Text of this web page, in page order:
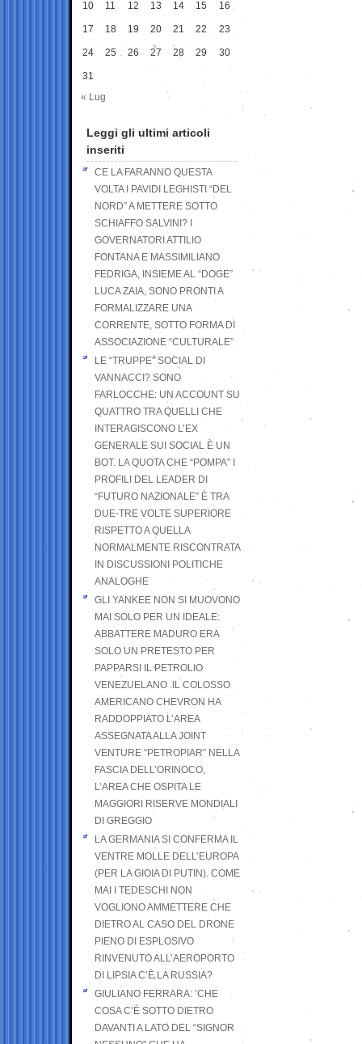
10 11 12 13 14 15 16
17 18 19 20 21 22 23
24 25 26 27 28 29 30
31
« Lug
Leggi gli ultimi articoli
inseriti
CE LA FARANNO QUESTA
VOLTA I PAVIDI LEGHISTI “DEL
NORD” A METTERE SOTTO
SCHIAFFO SALVINI? I
GOVERNATORI ATTILIO
FONTANA E MASSIMILIANO
FEDRIGA, INSIEME AL “DOGE”
LUCA ZAIA, SONO PRONTI A
FORMALIZZARE UNA
CORRENTE, SOTTO FORMA DI
ASSOCIAZIONE “CULTURALE”
LE “TRUPPE” SOCIAL DI
VANNACCI? SONO
FARLOCCHE: UN ACCOUNT SU
QUATTRO TRA QUELLI CHE
INTERAGISCONO L’EX
GENERALE SUI SOCIAL È UN
BOT. LA QUOTA CHE “POMPA” I
PROFILI DEL LEADER DI
“FUTURO NAZIONALE” È TRA
DUE-TRE VOLTE SUPERIORE
RISPETTO A QUELLA
NORMALMENTE RISCONTRATA
IN DISCUSSIONI POLITICHE
ANALOGHE
GLI YANKEE NON SI MUOVONO
MAI SOLO PER UN IDEALE:
ABBATTERE MADURO ERA
SOLO UN PRETESTO PER
PAPPARSI IL PETROLIO
VENEZUELANO .IL COLOSSO
AMERICANO CHEVRON HA
RADDOPPIATO L’AREA
ASSEGNATA ALLA JOINT
VENTURE “PETROPIAR” NELLA
FASCIA DELL’ORINOCO,
L’AREA CHE OSPITA LE
MAGGIORI RISERVE MONDIALI
DI GREGGIO
LA GERMANIA SI CONFERMA IL
VENTRE MOLLE DELL’EUROPA
(PER LA GIOIA DI PUTIN). COME
MAI I TEDESCHI NON
VOGLIONO AMMETTERE CHE
DIETRO AL CASO DEL DRONE
PIENO DI ESPLOSIVO
RINVENUTO ALL’AEROPORTO
DI LIPSIA C’È LA RUSSIA?
GIULIANO FERRARA: ’CHE
COSA C’È SOTTO DIETRO
DAVANTI A LATO DEL “SIGNOR